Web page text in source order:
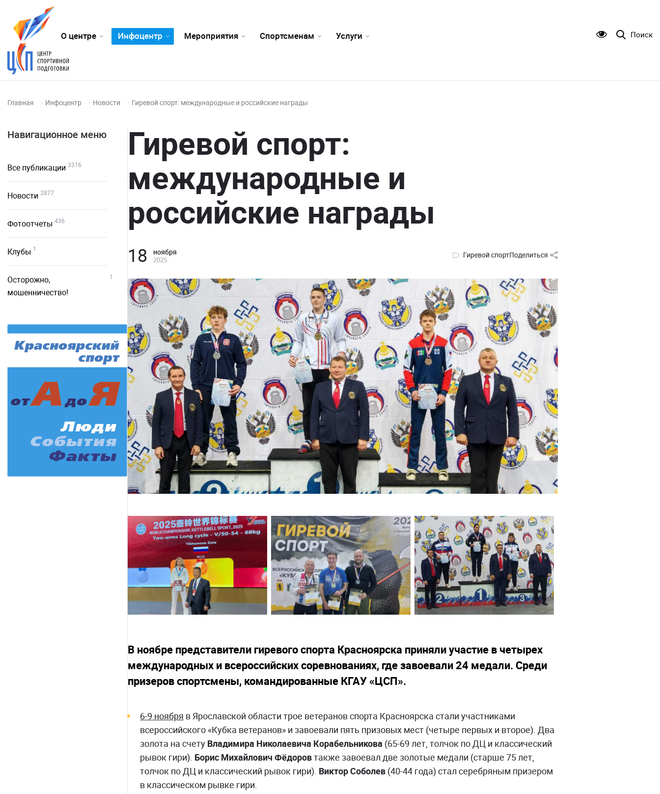
О центре Инфоцентр Мероприятия Спортсменам Услуги Поиск
Главная Инфоцентр Новости Гиревой спорт: международные и российские награды
Навигационное меню
Все публикации 3316
Новости 2877
Фотоотчеты 436
Клубы 1
Осторожно,
мошенничество!
1
Гиревой спорт:
международные и
российские награды
18 ноября
2025
Гиревой спортПоделиться
В ноябре представители гиревого спорта Красноярска приняли участие в четырех
международных и всероссийских соревнованиях, где завоевали 24 медали. Среди
призеров спортсмены, командированные КГАУ «ЦСП».
6-9 ноября в Ярославской области трое ветеранов спорта Красноярска стали участниками
всероссийского «Кубка ветеранов» и завоевали пять призовых мест (четыре первых и второе). Два
золота на счету Владимира Николаевича Корабельникова (65-69 лет, толчок по ДЦ и классический
рывок гири). Борис Михайлович Фёдоровтакже завоевал две золотые медали (старше 75 лет,
толчок по ДЦ и классический рывок гири). Виктор Соболев (40-44 года) стал серебряным призером
в классическом рывке гири.